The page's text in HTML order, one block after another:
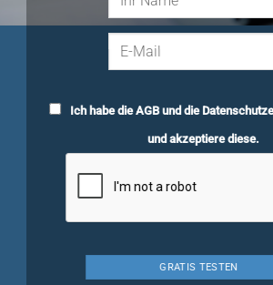
Ich habe dieAGBund die
und akzeptiere diese.